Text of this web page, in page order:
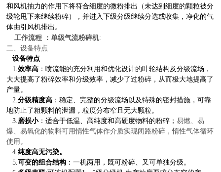
和风机抽力的作用下将符合细度的微粉排出（未达到细度的颗粒被分
级轮甩下来继续粉碎），并进入下级分级继续分选或收集，净化的气
体由引风机排出。
工作流程 ：单级气流粉碎机:
二、设备特点
设备特点
1.效率高 ：喷流能的充分利用和优化设计的叶轮结构及分级流场，
大大提高了粉碎效率和分级效率，减少了过粉碎，从而极大地提高了
产量。
2.分级精度高 ：稳定、完整的分级流场以及特殊的密封措施，可靠
地防止了粗颗料的泄漏，粒度分布窄且无大颗粒。
3.磨损小：适合于低温、高纯度和高硬度物料的粉碎；易燃、易
爆、易氧化的物料可用惰性气体作介质实现闭路粉碎，惰性气体循环
使用。
4.纯度高无污染。
5.可变的组合结构 ：一机两用，既可粉碎、又可单独分级。